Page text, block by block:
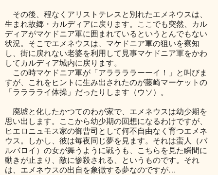
その後、程なくアリストテレスと別れたエメネウスは、
生まれ故郷・カルディアに戻ります。ここでも突然、カル
ディアがマケドニア軍に囲まれているというとんでもない
状況。そこでエメネウスは、マケドニア軍の狙いを察知
し、街に戻れない老婆を利用して見事マケドニア軍をかわ
してカルディア城内に戻ります。
この時マケドニア軍が「アララララーーイ！」と叫びま
すが、これをヒントに生み出されたのが藤崎マーケットの
「ラララライ体操」だったりします（ウソ）。
廃墟と化したかつてのわが家で、エメネウスは幼少期を
思い出します。ここから幼少期の回想になるわけですが、
ヒエロニュモス家の御曹司として何不自由なく育つエメネ
ウス。しかし、彼は毎夜同じ夢を見ます。それは蛮人（バ
ルバロイ）の女が舞うように戦うも、こちらを見た瞬間に
動きが止まり、敵に惨殺される、というものです。それ
は、エメネウスの出自を象徴する夢なのですが…